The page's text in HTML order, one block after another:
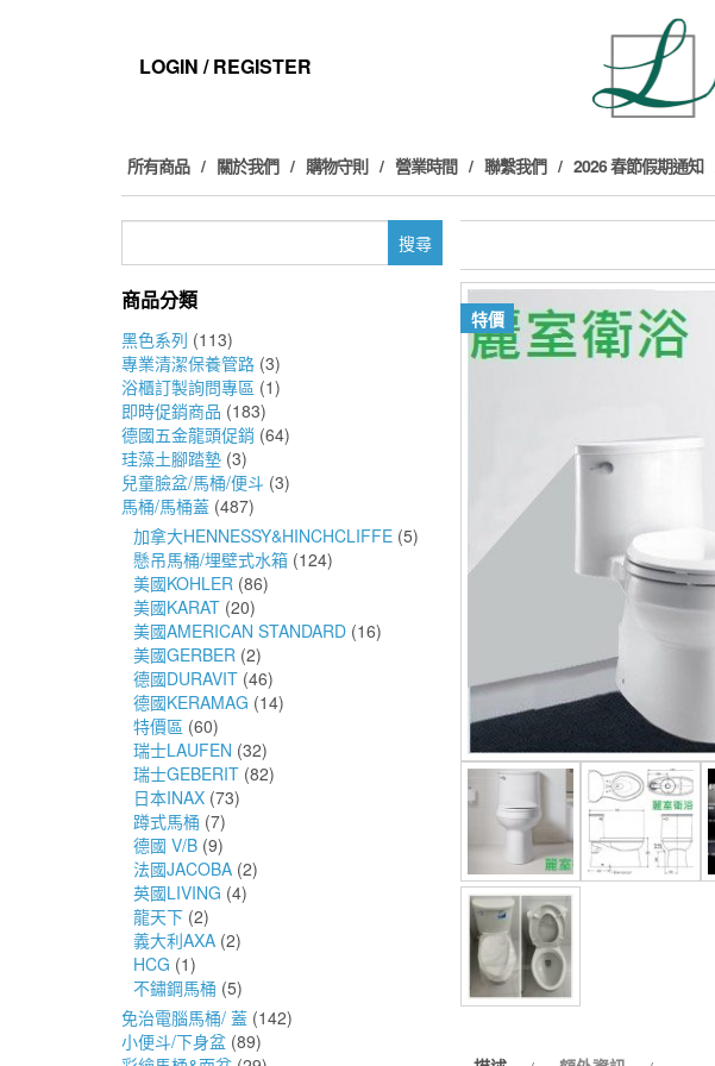
LOGIN / REGISTER
所有商品 關於我們 購物守則 營業時間 聯繫我們 2026 春節假期通知
鍵
商品分類
黑色系列 (113)
專業清潔保養管路 (3)
浴櫃訂製詢問專區 (1)
即時促銷商品 (183)
德國五金龍頭促銷 (64)
珪藻土腳踏墊 (3)
兒童臉盆/馬桶/便斗 (3)
馬桶/馬桶蓋 (487)
加拿大HENNESSY&HINCHCLIFFE (5)
懸吊馬桶/埋壁式水箱 (124)
美國KOHLER (86)
美國KARAT (20)
美國AMERICAN STANDARD (16)
美國GERBER (2)
德國DURAVIT (46)
德國KERAMAG (14)
特價區 (60)
瑞士LAUFEN (32)
瑞士GEBERIT (82)
日本INAX (73)
蹲式馬桶 (7)
德國 V/B (9)
法國JACOBA (2)
英國LIVING (4)
龍天下 (2)
義大利AXA (2)
HCG (1)
不鏽鋼馬桶 (5)
免治電腦馬桶/ 蓋 (142)
小便斗/下身盆 (89)
特價